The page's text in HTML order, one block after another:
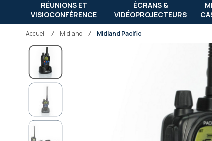
RÉUNIONS ET
VISIOCONFÉRENCE
ÉCRANS &
VIDÉOPROJECTEURS
Accueil midland Midland Pacific
Passer
fin
de
galerie
d’images